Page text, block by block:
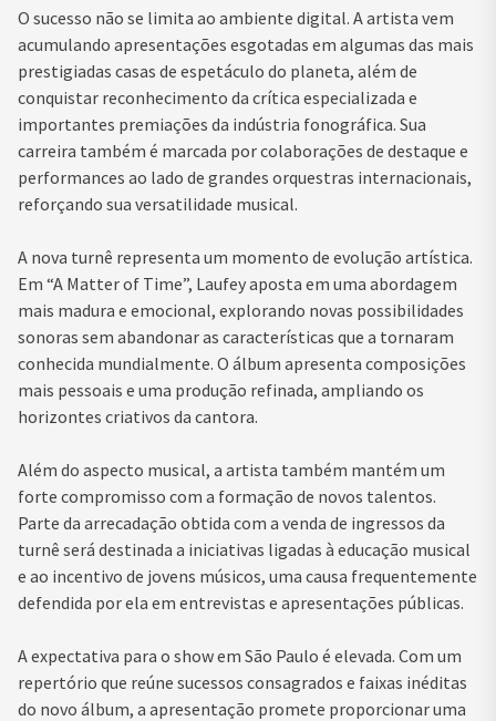
O sucesso não se limita ao ambiente digital. A artista vem
acumulando apresentações esgotadas em algumas das mais
prestigiadas casas de espetáculo do planeta, além de
conquistar reconhecimento da crítica especializada e
importantes premiações da indústria fonográfica. Sua
carreira também é marcada por colaborações de destaque e
performances ao lado de grandes orquestras internacionais,
reforçando sua versatilidade musical.
A nova turnê representa um momento de evolução artística.
Em “A Matter of Time”, Laufey aposta em uma abordagem
mais madura e emocional, explorando novas possibilidades
sonoras sem abandonar as características que a tornaram
conhecida mundialmente. O álbum apresenta composições
mais pessoais e uma produção refinada, ampliando os
horizontes criativos da cantora.
Além do aspecto musical, a artista também mantém um
forte compromisso com a formação de novos talentos.
Parte da arrecadação obtida com a venda de ingressos da
turnê será destinada a iniciativas ligadas à educação musical
e ao incentivo de jovens músicos, uma causa frequentemente
defendida por ela em entrevistas e apresentações públicas.
A expectativa para o show em São Paulo é elevada. Com um
repertório que reúne sucessos consagrados e faixas inéditas
do novo álbum, a apresentação promete proporcionar uma